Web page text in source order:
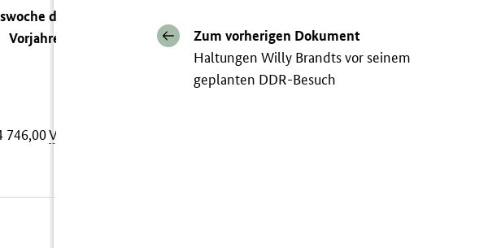
Zum vorherigen Dokument
Haltungen Willy Brandts vor seinem
geplanten DDR-Besuch
des
Vorjahres)
746,00VM